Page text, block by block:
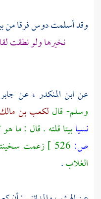
وقد أسلمتدوسفرقا من
نخيرها ولو نطقت
عن ابن المنكدر ، عن جابر
وسلم- قال لكعب بن
نسيابيتا قلته . قال : ما
ص:
زعمت
الغلاب.